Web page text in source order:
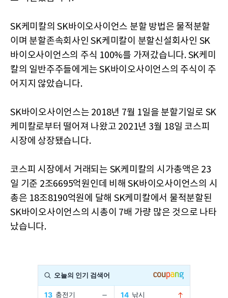
SK케미칼의 SK바이오사이언스 분할 방법은 물적분할
이며 분할존속회사인 SK케미칼이 분할신설회사인 SK
바이오사이언스의 주식 100%를 가져갔습니다. SK케미
칼의 일반주주들에게는 SK바이오사이언스의 주식이 주
어지지 않았습니다.
SK바이오사이언스는 2018년 7월 1일을 분할기일로 SK
케미칼로부터 떨어져 나왔고 2021년 3월 18일 코스피
시장에 상장됐습니다.
코스피 시장에서 거래되는 SK케미칼의 시가총액은 23
일 기준 2조6695억원인데 비해 SK바이오사이언스의 시
총은 18조8190억원에 달해 SK케미칼에서 물적분할된
SK바이오사이언스의 시총이 7배 가량 많은 것으로 나타
났습니다.